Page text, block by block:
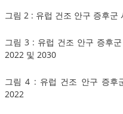
그림 2 : 유럽 건조 안구 증후군
그림 3 : 유럽 건조 안구 증후
2022 및 2030
그림 4 : 유럽 건조 안구 증후
2022